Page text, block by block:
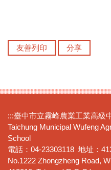
友善列印 分享
:::臺中市立霧峰農業工業高級
Taichung Municipal Wufeng
School
電話：04-23303118 地址：
No.1222 Zhongzheng Road,